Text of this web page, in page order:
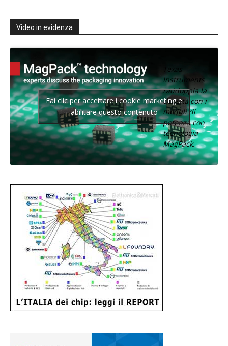
Video in evidenza
Texas
Instruments
raddoppia la
densità con i
moduli di
potenza con
tecnologia
MagPack.
Fai clic per accettare i cookie marketing e
abilitare questo contenuto